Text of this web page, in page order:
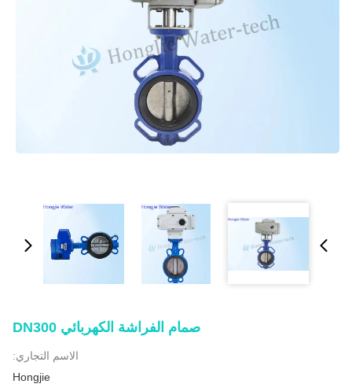
صمام الفراشة الكهربائي DN300
الاسم التجاري:
Hongjie